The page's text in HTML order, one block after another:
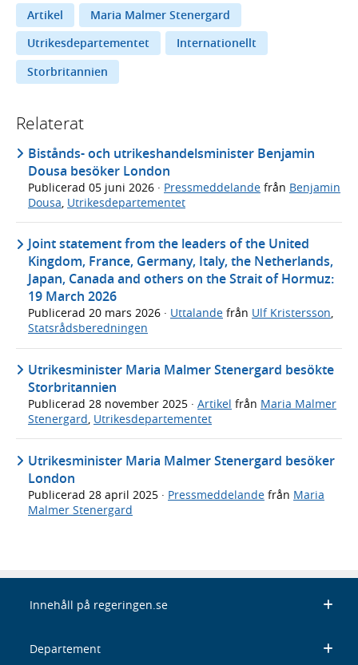
Artikel
Maria Malmer Stenergard
Utrikesdepartementet
Internationellt
Storbritannien
Relaterat
Bistånds- och utrikeshandelsminister Benjamin
Dousa besöker London
Publicerad 05 juni 2026 · Pressmeddelande från Benjamin
Dousa Utrikesdepartementet
Joint statement from the leaders of the United
Kingdom, France, Germany, Italy, the Netherlands,
Japan, Canada and others on the Strait of Hormuz:
19 March 2026
Publicerad 20 mars 2026 · Uttalande från Ulf Kristersson,
Statsrådsberedningen
Utrikesminister Maria Malmer Stenergard besökte
Storbritannien
Publicerad 28 november 2025 · Artikel från Maria Malmer
Stenergard, Utrikesdepartementet
Utrikesminister Maria Malmer Stenergard besöker
London
Publicerad 28 april 2025 · Pressmeddelande från Maria
Malmer Stenergard
Innehåll på regeringen.se
Departement